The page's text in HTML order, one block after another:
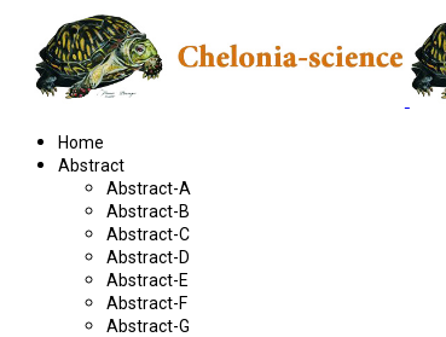
Home
Abstract
Abstract-A
Abstract-B
Abstract-C
Abstract-D
Abstract-E
Abstract-F
Abstract-G